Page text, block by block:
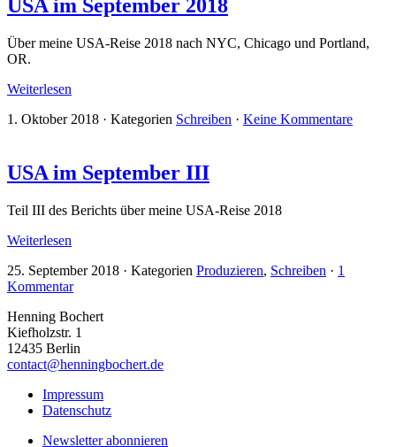
USA im September 2018
Über meine USA-Reise 2018 nach NYC, Chicago und Portland,
OR.
Weiterlesen
1. Oktober 2018 · Kategorien Schreiben · Keine Kommentare
USA im September III
Teil III des Berichts über meine USA-Reise 2018
Weiterlesen
25. September 2018 · Kategorien Produzieren, Schreiben · 1
Kommentar
Henning Bochert
Kiefholzstr. 1
12435 Berlin
contact@henningbochert.de
Impressum
Datenschutz
Newsletter abonnieren